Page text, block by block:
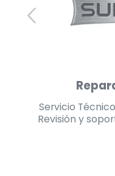
Servicio
Revisión y